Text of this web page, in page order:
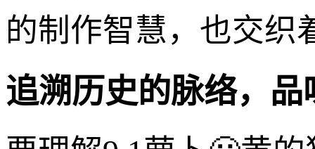
的制作智慧，也交织
追溯历史的脉络，